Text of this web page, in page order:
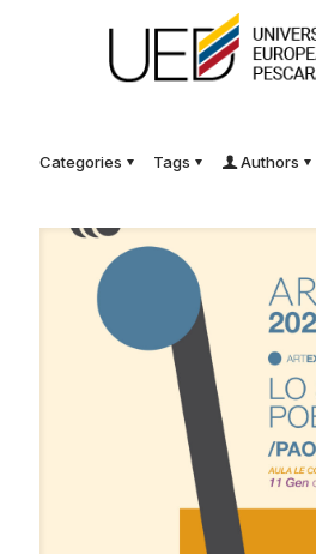
Categories Tags Authors